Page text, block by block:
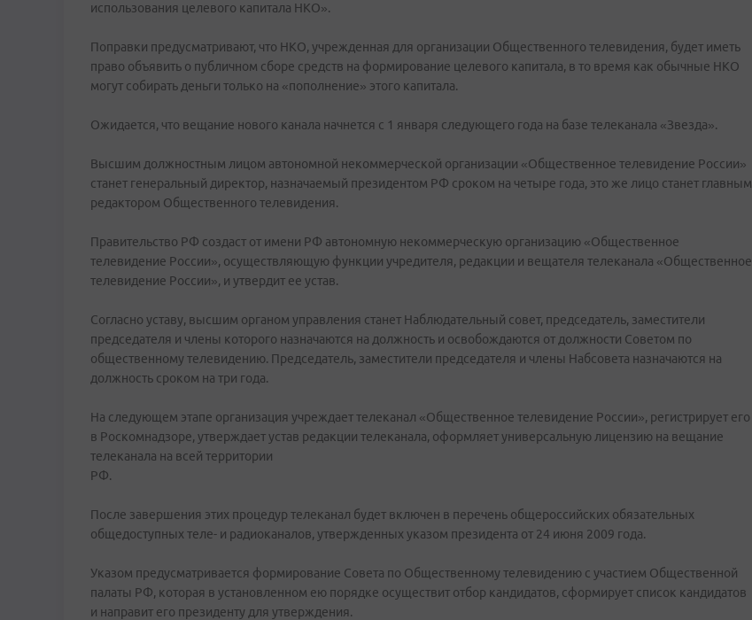
использования целевого капитала НКО».
Поправки предусматривают, что НКО, учрежденная для организации Общественного телевидения, будет иметь
право объявить о публичном сборе средств на формирование целевого капитала, в то время как обычные НКО
могут собирать деньги только на «пополнение» этого капитала.
Ожидается, что вещание нового канала начнется с 1 января следующего года на базе телеканала «Звезда».
Высшим должностным лицом автономной некоммерческой организации «Общественное телевидение России»
станет генеральный директор, назначаемый президентом РФ сроком на четыре года, это же лицо станет главным
редактором Общественного телевидения.
Правительство РФ создаст от имени РФ автономную некоммерческую организацию «Общественное
телевидение России», осуществляющую функции учредителя, редакции и вещателя телеканала «Общественное
телевидение России», и утвердит ее устав.
Согласно уставу, высшим органом управления станет Наблюдательный совет, председатель, заместители
председателя и члены которого назначаются на должность и освобождаются от должности Советом по
общественному телевидению. Председатель, заместители председателя и члены Набсовета назначаются на
должность сроком на три года.
На следующем этапе организация учреждает телеканал «Общественное телевидение России», регистрирует его
в Роскомнадзоре, утверждает устав редакции телеканала, оформляет универсальную лицензию на вещание
телеканала на всей территории
РФ.
После завершения этих процедур телеканал будет включен в перечень общероссийских обязательных
общедоступных теле- и радиоканалов, утвержденных указом президента от 24 июня 2009 года.
Указом предусматривается формирование Совета по Общественному телевидению с участием Общественной
палаты РФ, которая в установленном ею порядке осуществит отбор кандидатов, сформирует список кандидатов
и направит его президенту для утверждения.